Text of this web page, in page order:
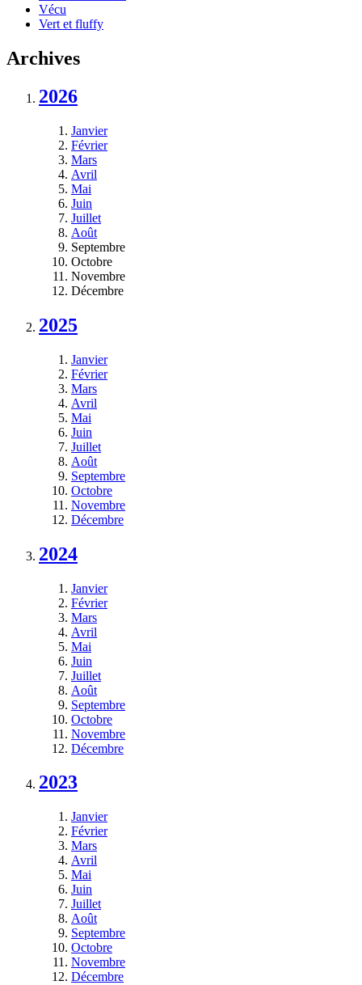
Vécu
Vert et fluffy
Archives
2026
Janvier
Février
Mars
Avril
Mai
Juin
Juillet
Août
Septembre
Octobre
Novembre
Décembre
2025
Janvier
Février
Mars
Avril
Mai
Juin
Juillet
Août
Septembre
Octobre
Novembre
Décembre
2024
Janvier
Février
Mars
Avril
Mai
Juin
Juillet
Août
Septembre
Octobre
Novembre
Décembre
2023
Janvier
Février
Mars
Avril
Mai
Juin
Juillet
Août
Septembre
Octobre
Novembre
Décembre